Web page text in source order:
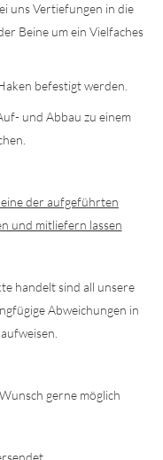
uns Vertiefungen in die
Beine um ein Vielfaches
befestigt werden.
und Abbau zu einem
der aufgeführten
und mitliefern lassen
handelt sind all unsere
Abweichungen in
gerne möglich